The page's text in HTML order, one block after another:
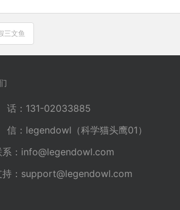
三文鱼
131-02033885
legendowl（科学猫头鹰01）
： info@legendowl.com
： support@legendowl.com